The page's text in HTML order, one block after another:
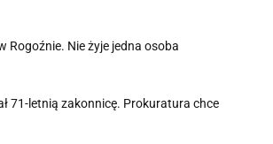
Rogoźnie. Nie żyje jedna osoba
71-letnią zakonnicę. Prokuratura chce